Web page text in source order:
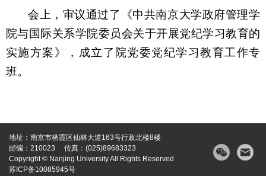
会上，审议通过了《中共南京大学政府管理学
院与国际关系学院委员会关于开展党纪学习教育的
实施方案》，成立了院党委党纪学习教育工作专
班。
地址：南京市栖霞区仙林大道163号行政北楼8楼
邮编：210023 传真：(025)89683323
Copyright © Nanjing University All Rights Reserved
苏ICP备10085945号